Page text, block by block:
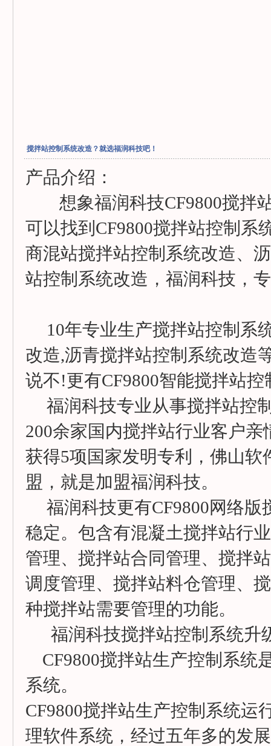
搅拌站控制系统改造？就选福润科技吧！
产品介绍：
想象福润科技CF9800搅拌
可以找到CF9800搅拌站控制系
商混站搅拌站控制系统改造、
站控制系统改造，福润科技，
10年专业生产搅拌站控制系
改造,沥青搅拌站控制系统改造
说不!更有CF9800智能搅拌站
福润科技专业从事搅拌站控
200余家国内搅拌站行业客户
获得5项国家发明专利，佛山
盟，就是加盟福润科技。
福润科技更有CF9800网络版
稳定。包含有混凝土搅拌站行
管理、搅拌站合同管理、搅拌
调度管理、搅拌站料仓管理、
种搅拌站需要管理的功能。
福润科技搅拌站控制系统升
CF9800搅拌站生产控制系统
系统。
CF9800搅拌站生产控制系统运
理软件系统，经过五年多的发